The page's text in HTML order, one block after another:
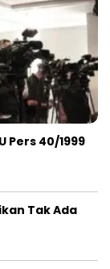
Pers 40/1999
Tak Ada